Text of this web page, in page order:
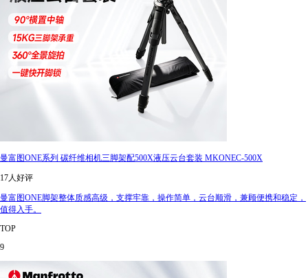
曼富图ONE系列 碳纤维相机三脚架配500X液压云台套装 MKONEC-500X
17人好评
曼富图ONE脚架整体质感高级，支撑牢靠，操作简单，云台顺滑，兼顾便携和稳定，
值得入手。
TOP
9